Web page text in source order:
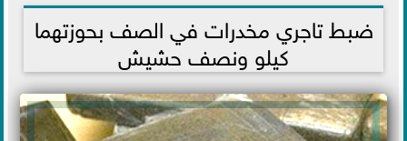
2021-12-05 18:12:44
ضبط تاجري مخدرات في الصف بحوزتهما
كيلو ونصف حشيش